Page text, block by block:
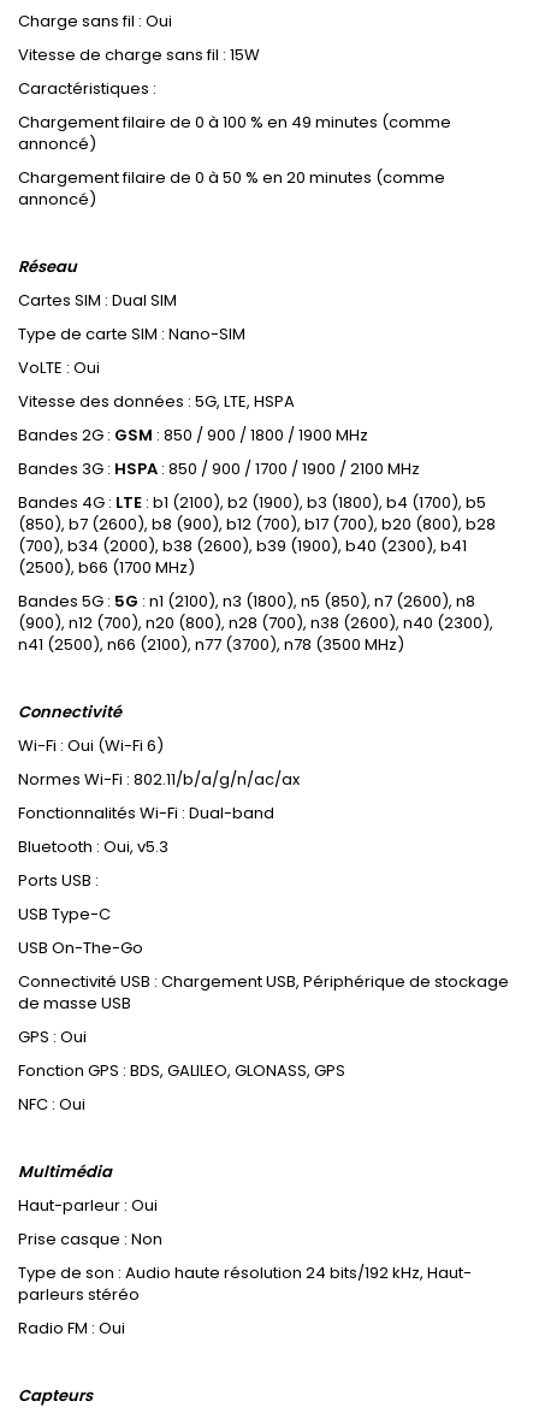
Charge sans fil : Oui
Vitesse de charge sans fil : 15W
Caractéristiques :
Chargement filaire de 0 à 100 % en 49 minutes (comme
annoncé)
Chargement filaire de 0 à 50 % en 20 minutes (comme
annoncé)
Réseau
Cartes SIM : Dual SIM
Type de carte SIM : Nano-SIM
VoLTE : Oui
Vitesse des données : 5G, LTE, HSPA
Bandes 2G : GSM : 850 / 900 / 1800 / 1900 MHz
Bandes 3G : HSPA : 850 / 900 / 1700 / 1900 / 2100 MHz
Bandes 4G : LTE : b1 (2100), b2 (1900), b3 (1800), b4 (1700), b5
(850), b7 (2600), b8 (900), b12 (700), b17 (700), b20 (800), b28
(700), b34 (2000), b38 (2600), b39 (1900), b40 (2300), b41
(2500), b66 (1700 MHz)
Bandes 5G : 5G : n1 (2100), n3 (1800), n5 (850), n7 (2600), n8
(900), n12 (700), n20 (800), n28 (700), n38 (2600), n40 (2300),
n41 (2500), n66 (2100), n77 (3700), n78 (3500 MHz)
Connectivité
Wi-Fi : Oui (Wi-Fi 6)
Normes Wi-Fi : 802.11/b/a/g/n/ac/ax
Fonctionnalités Wi-Fi : Dual-band
Bluetooth : Oui, v5.3
Ports USB :
USB Type-C
USB On-The-Go
Connectivité USB : Chargement USB, Périphérique de stockage
de masse USB
GPS : Oui
Fonction GPS : BDS, GALILEO, GLONASS, GPS
NFC : Oui
Multimédia
Haut-parleur : Oui
Prise casque : Non
Type de son : Audio haute résolution 24 bits/192 kHz, Haut-
parleurs stéréo
Radio FM : Oui
Capteurs